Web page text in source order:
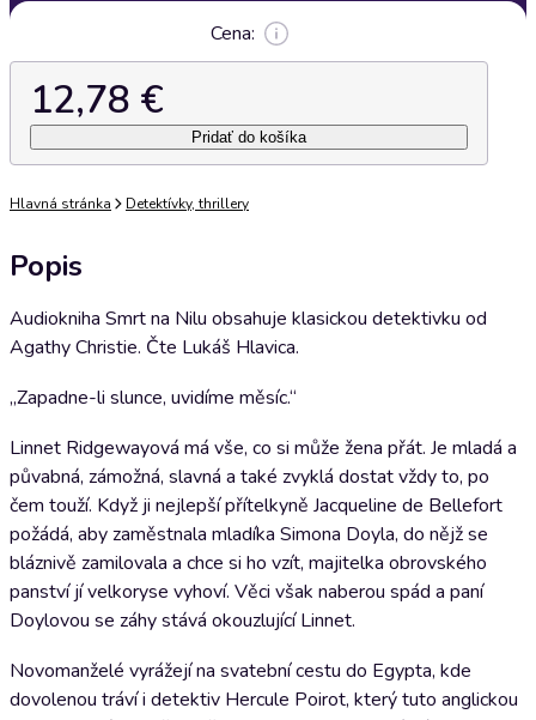
Cena:
12,78 €
Pridať do košíka
Hlavná stránka Detektívky, thrillery
Popis
Audiokniha Smrt na Nilu obsahuje klasickou detektivku od
Agathy Christie. Čte Lukáš Hlavica.
„Zapadne-li slunce, uvidíme měsíc.“
Linnet Ridgewayová má vše, co si může žena přát. Je mladá a
půvabná, zámožná, slavná a také zvyklá dostat vždy to, po
čem touží. Když ji nejlepší přítelkyně Jacqueline de Bellefort
požádá, aby zaměstnala mladíka Simona Doyla, do nějž se
bláznivě zamilovala a chce si ho vzít, majitelka obrovského
panství jí velkoryse vyhoví. Věci však naberou spád a paní
Doylovou se záhy stává okouzlující Linnet.
Novomanželé vyrážejí na svatební cestu do Egypta, kde
dovolenou tráví i detektiv Hercule Poirot, který tuto anglickou